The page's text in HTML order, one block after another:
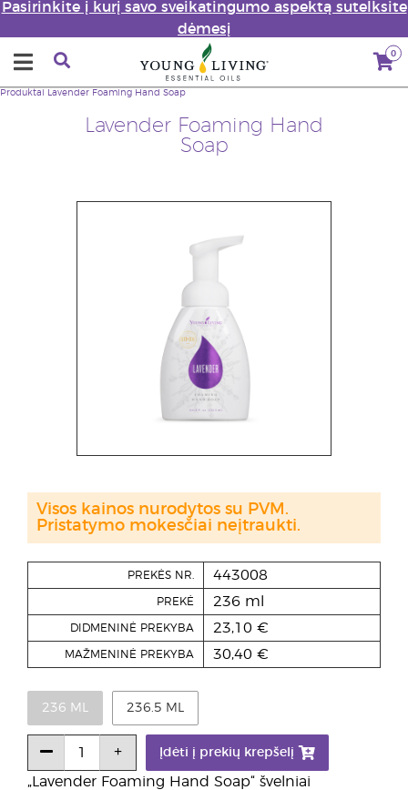
Pasirinkite į kurį savo sveikatingumo aspektą sutelksite
dėmesį
0
Lavender Foaming Hand
Soap
Produktai Lavender Foaming Hand Soap
„Lavender Foaming Hand Soap“ švelniai
PREKĖS NR. 443008
PREKĖ 236 ml
DIDMENINĖ PREKYBA 23,10 €
MAŽMENINĖ PREKYBA 30,40 €
236 ML 236.5 ML
Įdėti į prekių krepšelį
Visos kainos nurodytos su PVM.
Pristatymo mokesčiai neįtraukti.